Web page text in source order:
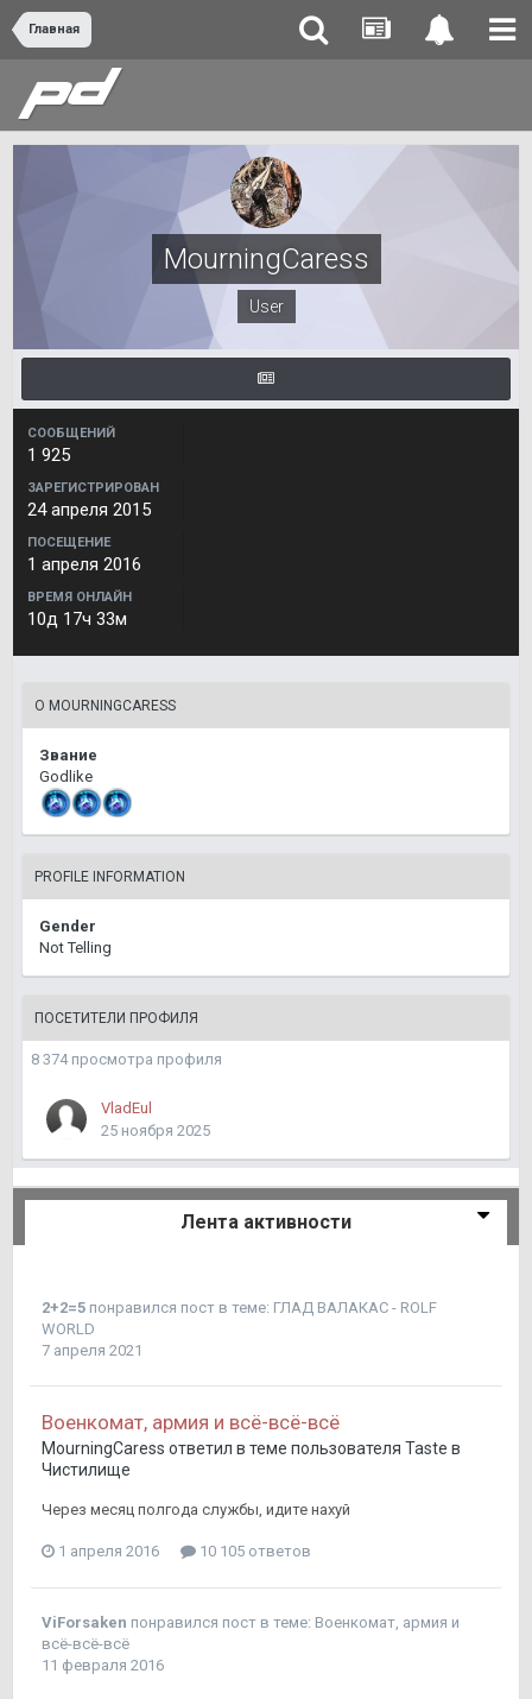
Главная
MourningCaress
User
СООБЩЕНИЙ
1 925
ЗАРЕГИСТРИРОВАН
24 апреля 2015
ПОСЕЩЕНИЕ
1 апреля 2016
ВРЕМЯ ОНЛАЙН
10д 17ч 33м
О MOURNINGCARESS
Звание
Godlike
PROFILE INFORMATION
Gender
Not Telling
ПОСЕТИТЕЛИ ПРОФИЛЯ
8 374 просмотра профиля
VladEul
25 ноября 2025
Лента активности
2+2=5 понравился пост в теме: ГЛАД ВАЛАКАС - ROLF
WORLD
7 апреля 2021
Военкомат, армия и всё-всё-всё
MourningCaress ответил в теме пользователя Taste в
Чистилище
Через месяц полгода службы, идите нахуй
1 апреля 2016 10 105 ответов
ViForsaken понравился пост в теме: Военкомат, армия и
всё-всё-всё
11 февраля 2016